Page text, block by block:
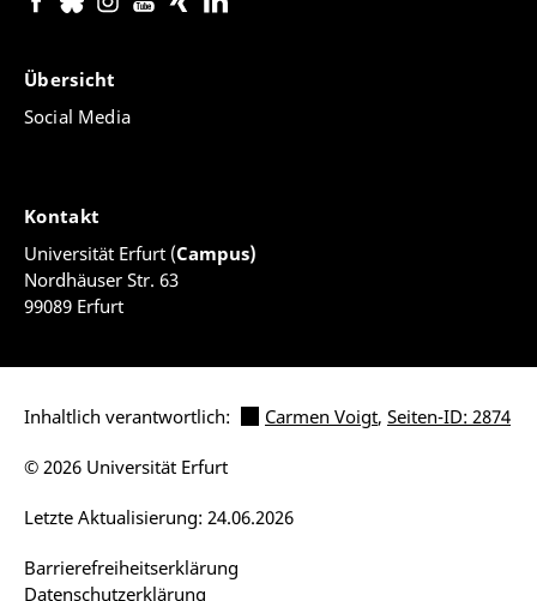
Übersicht
Social Media
Kontakt
Universität Erfurt (Campus)
Nordhäuser Str. 63
99089 Erfurt
Inhaltlich verantwortlich: Carmen Voigt, Seiten-ID: 2874
Barrierefreiheitserklärung
Datenschutzerklärung
Letzte Aktualisierung: 24.06.2026
© 2026 Universität Erfurt